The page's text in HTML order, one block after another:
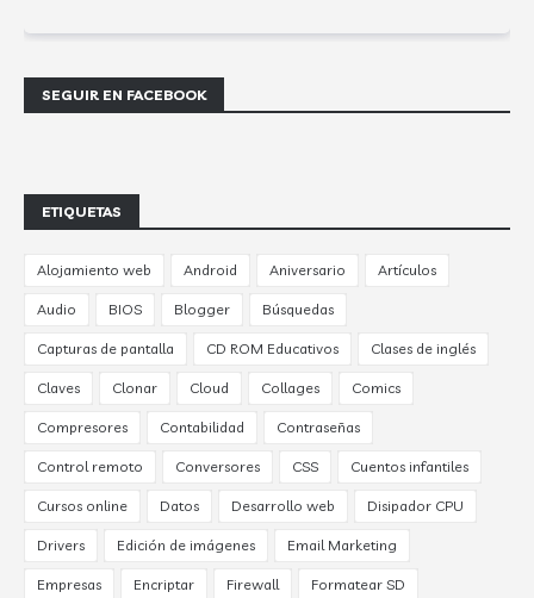
SEGUIR EN FACEBOOK
ETIQUETAS
Alojamiento web Android Aniversario Artículos
Audio BIOS Blogger Búsquedas
Capturas de pantalla CD ROM Educativos Clases de inglés
Claves Clonar Cloud Collages Comics
Compresores Contabilidad Contraseñas
Control remoto Conversores CSS Cuentos infantiles
Cursos online Datos Desarrollo web Disipador CPU
Drivers Edición de imágenes Email Marketing
Empresas Encriptar Firewall Formatear SD